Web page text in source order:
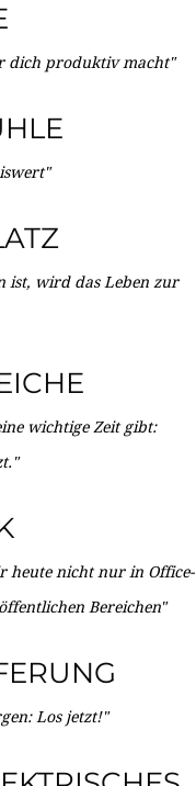
dich produktiv macht"
ist, wird das Leben zur
wichtige Zeit gibt:
heute nicht nur in Office-
Bereichen"
Los jetzt!"